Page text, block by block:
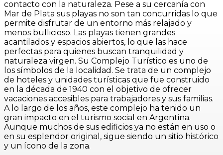
contacto con la naturaleza. Pese a su cercanía con
Mar de Plata sus playas no son tan concurridas lo que
permite disfrutar de un entorno más relajado y
menos bullicioso. Las playas tienen grandes
acantilados y espacios abiertos, lo que las hace
perfectas para quienes buscan tranquilidad y
naturaleza virgen. Su Complejo Turístico es uno de
los símbolos de la localidad. Se trata de un complejo
de hoteles y unidades turísticas que fue construido
en la década de 1940 con el objetivo de ofrecer
vacaciones accesibles para trabajadores y sus familias.
A lo largo de los años, este complejo ha tenido un
gran impacto en el turismo social en Argentina.
Aunque muchos de sus edificios ya no están en uso o
en su esplendor original, sigue siendo un sitio histórico
y un ícono de la zona.